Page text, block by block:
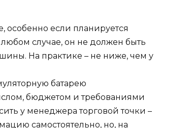
особенно если планируется
случае, он не должен быть
На практике – не ниже, чем у
батарею
бюджетом и требованиями
у менеджера торговой точки –
самостоятельно, но, на